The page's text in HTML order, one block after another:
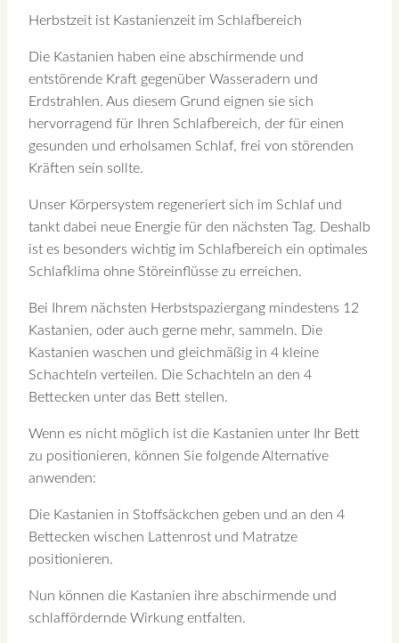
Herbstzeit ist Kastanienzeit im Schlafbereich
Die Kastanien haben eine abschirmende und
entstörende Kraft gegenüber Wasseradern und
Erdstrahlen. Aus diesem Grund eignen sie sich
hervorragend für Ihren Schlafbereich, der für einen
gesunden und erholsamen Schlaf, frei von störenden
Kräften sein sollte.
Unser Körpersystem regeneriert sich im Schlaf und
tankt dabei neue Energie für den nächsten Tag. Deshalb
ist es besonders wichtig im Schlafbereich ein optimales
Schlafklima ohne Störeinflüsse zu erreichen.
Bei Ihrem nächsten Herbstspaziergang mindestens 12
Kastanien, oder auch gerne mehr, sammeln. Die
Kastanien waschen und gleichmäßig in 4 kleine
Schachteln verteilen. Die Schachteln an den 4
Bettecken unter das Bett stellen.
Wenn es nicht möglich ist die Kastanien unter Ihr Bett
zu positionieren, können Sie folgende Alternative
anwenden:
Die Kastanien in Stoffsäckchen geben und an den 4
Bettecken wischen Lattenrost und Matratze
positionieren.
Nun können die Kastanien ihre abschirmende und
schlaffördernde Wirkung entfalten.